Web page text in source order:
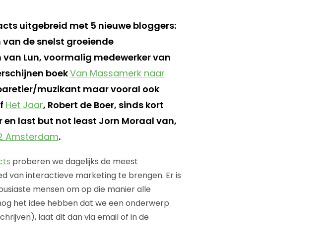
uitgebreid met 5 nieuwe bloggers:
de snelst groeiende
van Lun, voormalig medewerker van
boekVan Massamerk naar
muzikant maar vooral ook
Het Jaar, Robert de Boer, sinds kort
last but not least Jorn Moraal van,
Amsterdam.
proberen we dagelijks de meest
van interactieve marketing te brengen. Er is
mensen om op die manier alle
het idee hebben dat we een onderwerp
laat dit dan via email of in de